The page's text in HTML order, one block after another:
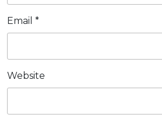
Email *
Website